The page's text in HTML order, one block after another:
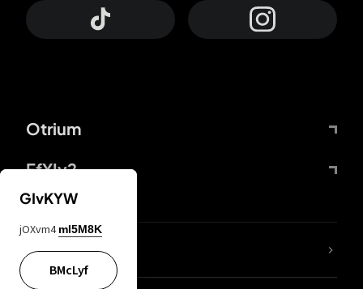
Otrium
FfYIy2
ZbBJcb
GIvKYW
jOXvm4 mI5M8K
BMcLyf